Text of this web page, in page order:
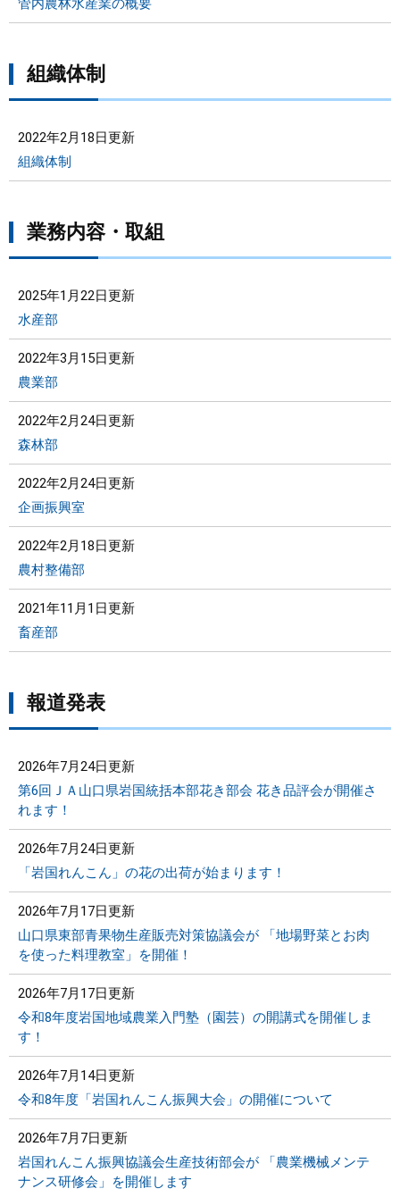
組織体制
2022年2月18日更新
組織体制
業務内容・取組
2025年1月22日更新
水産部
2022年3月15日更新
農業部
2022年2月24日更新
森林部
2022年2月24日更新
企画振興室
2022年2月18日更新
農村整備部
2021年11月1日更新
畜産部
報道発表
2026年7月24日更新
第6回ＪＡ山口県岩国統括本部花き部会 花き品評会が開催さ
れます！
2026年7月24日更新
「岩国れんこん」の花の出荷が始まります！
2026年7月17日更新
山口県東部青果物生産販売対策協議会が 「地場野菜とお肉
を使った料理教室」を開催！
2026年7月17日更新
令和8年度岩国地域農業入門塾（園芸）の開講式を開催しま
す！
2026年7月14日更新
令和8年度「岩国れんこん振興大会」の開催について
2026年7月7日更新
岩国れんこん振興協議会生産技術部会が 「農業機械メンテ
ナンス研修会」を開催します